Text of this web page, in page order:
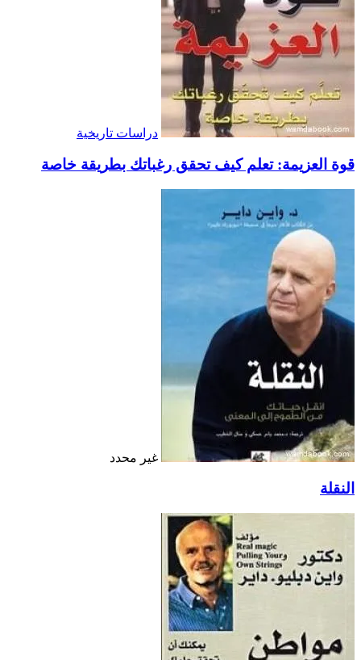
دراسات تاريخية
قوة العزيمة: تعلم كيف تحقق رغباتك بطريقة خاصة
غير محدد
النقلة